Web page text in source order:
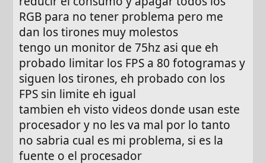
RGB para no tener problema pero me
dan los tirones muy molestos
tengo un monitor de 75hz asi que eh
probado limitar los FPS a 80 fotogramas y
siguen los tirones, eh probado con los
FPS sin limite eh igual
tambien eh visto videos donde usan este
procesador y no les va mal por lo tanto
no sabria cual es mi problema, si es la
fuente o el procesador